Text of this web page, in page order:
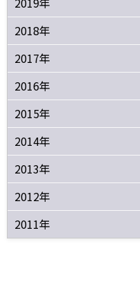
2018年
2017年
2016年
2015年
2014年
2013年
2012年
2011年